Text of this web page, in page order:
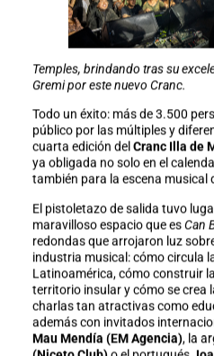
Temples, brindando tras su
Gremi por este nuevo Cranc.
Todo un éxito: más de 3.500
público por las múltiples y
cuarta edición delCranc Illa de
ya obligada no solo en el
también para la escena musical
El pistoletazo de salida tuvo
maravilloso espacio que esCan
redondas que arrojaron luz
industria musical: cómo circula
Latinoamérica, cómo construir
territorio insular y cómo se crea
charlas tan atractivas como
además con invitados
Mau Mendía (EM Agencia), la